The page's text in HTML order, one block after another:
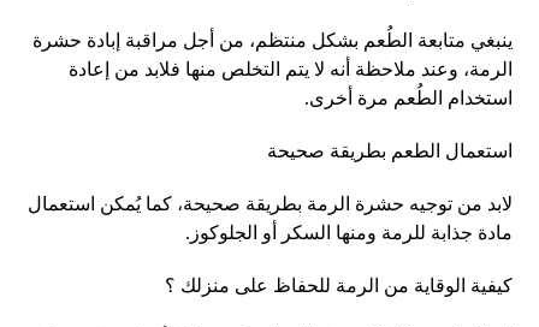
ينبغي متابعة الطُعم بشكل منتظم، من أجل مراقبة إبادة حشرة
الرمة، وعند ملاحظة أنه لا يتم التخلص منها فلابد من إعادة
استخدام الطُعم مرة أخرى.
استعمال الطعم بطريقة صحيحة
لابد من توجيه حشرة الرمة بطريقة صحيحة، كما يُمكن استعمال
مادة جذابة للرمة ومنها السكر أو الجلوكوز.
كيفية الوقاية من الرمة للحفاظ على منزلك ؟